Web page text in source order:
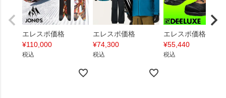
エレスポ価格
¥110,000
税込
エレスポ価格
¥74,300
税込
エレスポ価格
¥55,440
税込